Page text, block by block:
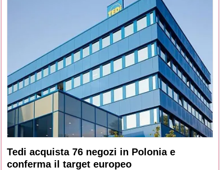
Tedi acquista 76 negozi in Polonia e
conferma il target europeo